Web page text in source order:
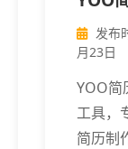
发布
月23日
YOO简
工具，
简历制